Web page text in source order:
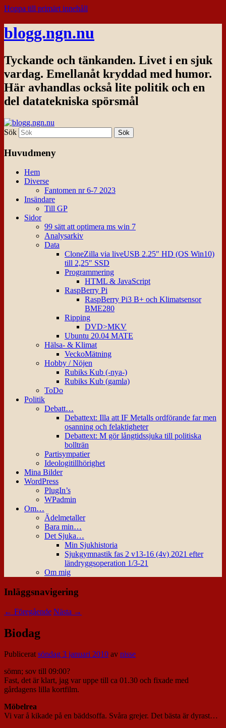
Hoppa till primärt innehåll
blogg.ngn.nu
Tyckande och tänkanden. Livet i en sjuk
vardag. Emellanåt kryddad med humor.
Här avhandlas också lite politik och en
del datatekniska spörsmål
Sök
Huvudmeny
Hem
Diverse
Fantomen nr 6-7 2023
Insändare
Till GP
Sidor
99 sätt att optimera ms win 7
Analysarkiv
Data
CloneZilla via liveUSB 2.25″ HD (OS Win10)
till 2,25″ SSD
Programmering
HTML & JavaScript
RaspBerry Pi
RaspBerry Pi3 B+ och Klimatsensor
BME280
Ripping
DVD>MKV
Ubuntu 20.04 MATE
Hälsa- & Klimat
VeckoMätning
Hobby / Nöjen
Rubiks Kub (-nya-)
Rubiks Kub (gamla)
ToDo
Politik
Debatt…
Debattext: Illa att IF Metalls ordförande far men
osanning och felaktigheter
Debattext: M gör långtidssjuka till politiska
bollträn
Partisympatier
Ideologitillhörighet
Mina Bilder
WordPress
PlugIn’s
WPadmin
Om…
Ädelmetaller
Bara min…
Det Sjuka…
Min Sjukhistoria
Sjukgymnastik fas 2 v13-16 (4v) 2021 efter
ländryggsoperation 1/3-21
Om mig
Inläggsnavigering
← Föregående Nästa →
Biodag
Publiceratsöndag 3 januari 2010 av nisse
sömn; sov till 09:00?
Fast, det är klart, jag var uppe till ca 01.30 och fixade med
gårdagens lilla kortfilm.
Möbelrea
Vi var å kikade på en bäddsoffa. Svåra grejer. Det bästa är dyrast…